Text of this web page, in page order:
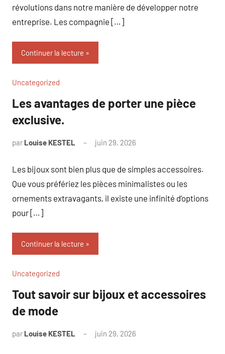
révolutions dans notre manière de développer notre
entreprise. Les compagnie […]
Continuer la lecture
Uncategorized
Les avantages de porter une pièce
exclusive.
par Louise KESTEL juin 29, 2026
Les bijoux sont bien plus que de simples accessoires.
Que vous préfériez les pièces minimalistes ou les
ornements extravagants, il existe une infinité d’options
pour […]
Continuer la lecture
Uncategorized
Tout savoir sur bijoux et accessoires
de mode
par Louise KESTEL juin 29, 2026